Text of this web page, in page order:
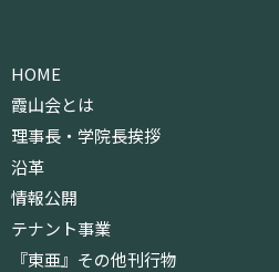
HOME
霞山会とは
理事長・学院長挨拶
沿革
情報公開
テナント事業
『東亜』その他刊行物